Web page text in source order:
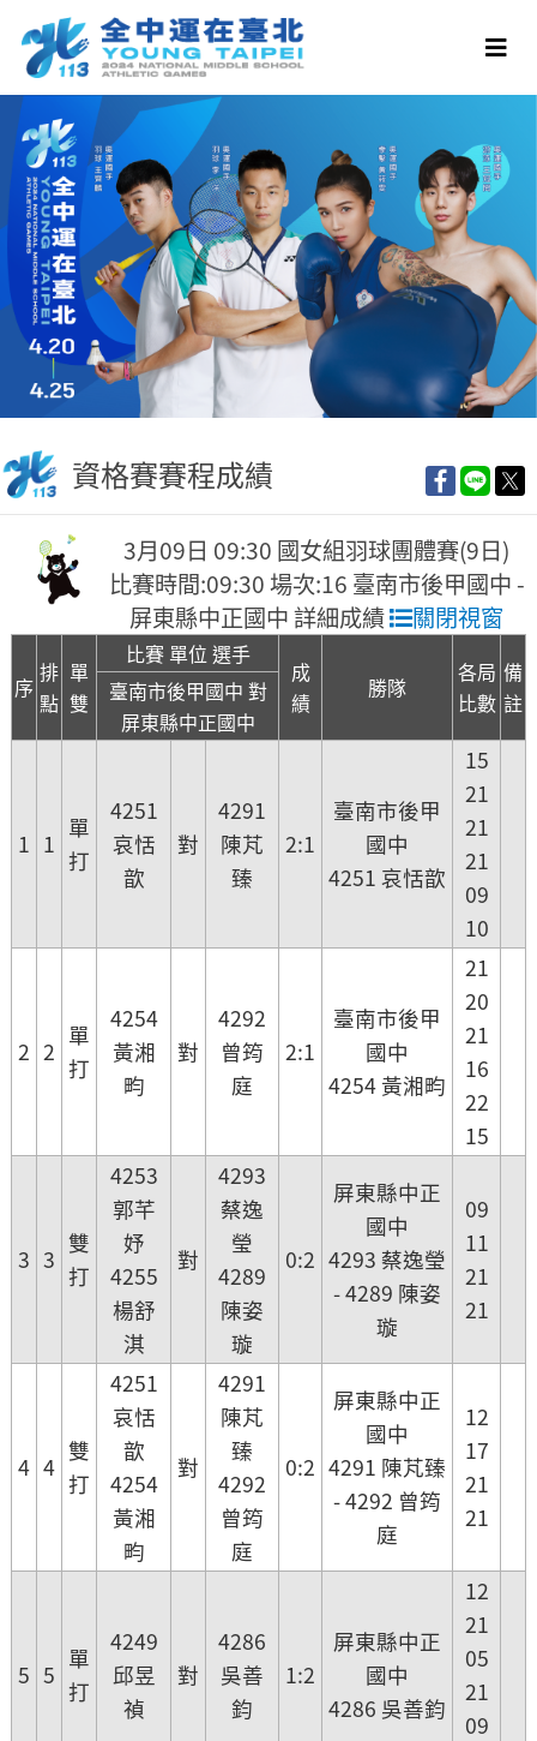
資格賽賽程成績
3月09日 09:30 國女組羽球團體賽(9日)
比賽時間:09:30 場次:16 臺南市後甲國中 -
屏東縣中正國中 詳細成績
關閉視窗
序
排
點
單
雙
比賽 單位 選手
成
績
勝隊
各局
比數
備
註
臺南市後甲國中 對
屏東縣中正國中
1 1
單
打
4251
哀恬
歆
對
4291
陳芃
臻
2:1
臺南市後甲
國中
4251 哀恬歆
15
21
21
21
09
10
2 2
單
打
4254
黃湘
畇
對
4292
曾筠
庭
2:1
臺南市後甲
國中
4254 黃湘畇
21
20
21
16
22
15
3 3
雙
打
4253
郭芊
妤
4255
楊舒
淇
對
4293
蔡逸
瑩
4289
陳姿
璇
0:2
屏東縣中正
國中
4293 蔡逸瑩
- 4289 陳姿
璇
09
11
21
21
4 4
雙
打
4251
哀恬
歆
4254
黃湘
畇
對
4291
陳芃
臻
4292
曾筠
庭
0:2
屏東縣中正
國中
4291 陳芃臻
- 4292 曾筠
庭
12
17
21
21
5 5
單
打
4249
邱昱
禎
對
4286
吳善
鈞
1:2
屏東縣中正
國中
4286 吳善鈞
12
21
05
21
09